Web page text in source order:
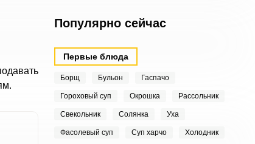
Популярно сейчас
Первые блюда
Борщ Бульон Гаспачо
Гороховый суп Окрошка Рассольник
Свекольник Солянка Уха
Фасолевый суп Суп харчо Холодник